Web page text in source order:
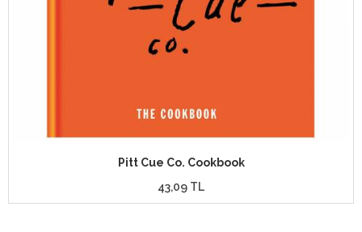
Pitt Cue Co. Cookbook
43,09 TL